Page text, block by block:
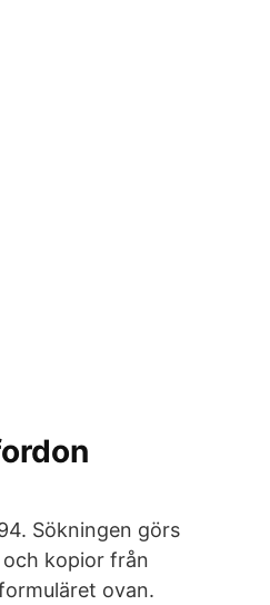
Sökningen görs
kopior från
ovan.